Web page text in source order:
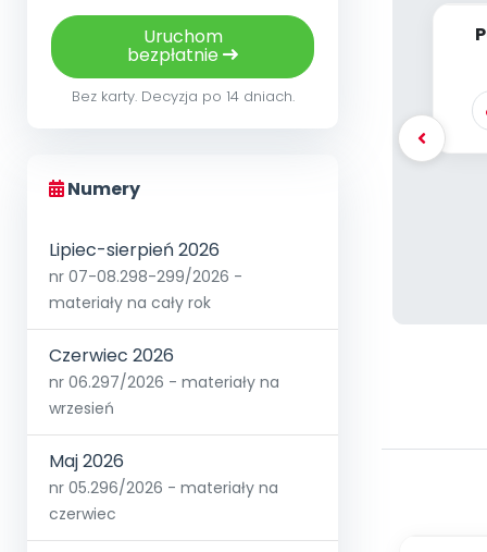
Uruchom
bezpłatnie
Bez karty. Decyzja po 14 dniach.
Numery
Lipiec-sierpień 2026
nr 07-08.298-299/2026 -
materiały na cały rok
Czerwiec 2026
nr 06.297/2026 - materiały na
wrzesień
Maj 2026
nr 05.296/2026 - materiały na
czerwiec